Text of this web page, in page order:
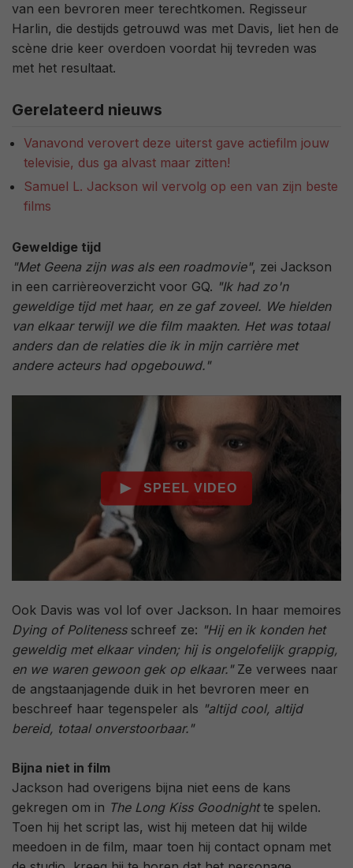
van een bevroren meer terechtkomen. Regisseur
Harlin, die destijds getrouwd was met Davis, liet hen de
scène drie keer overdoen voordat hij tevreden was
met het resultaat.
Gerelateerd nieuws
Vanavond verovert deze uiterst gave actiefilm jouw
televisie, dus ga alvast maar zitten!
Samuel L. Jackson wil vervolg op een van zijn beste
films
Geweldige tijd
"Met Geena zijn was als een roadmovie", zei Jackson
in een carrièreoverzicht voor GQ. "Ik had zo'n
geweldige tijd met haar, en ze gaf zoveel. We hielden
van elkaar terwijl we die film maakten. Het was totaal
anders dan de relaties die ik in mijn carrière met
andere acteurs had opgebouwd."
Ook Davis was vol lof over Jackson. In haar memoires
Dying of Politenessschreef ze: "Hij en ik konden het
geweldig met elkaar vinden; hij is ongelofelijk grappig,
en we waren gewoon gek op elkaar."Ze verwees naar
de angstaanjagende duik in het bevroren meer en
beschreef haar tegenspeler als "altijd cool, altijd
bereid, totaal onverstoorbaar."
Bijna niet in film
Jackson had overigens bijna niet eens de kans
gekregen om in The Long Kiss Goodnightte spelen.
Toen hij het script las, wist hij meteen dat hij wilde
meedoen in de film, maar toen hij contact opnam met